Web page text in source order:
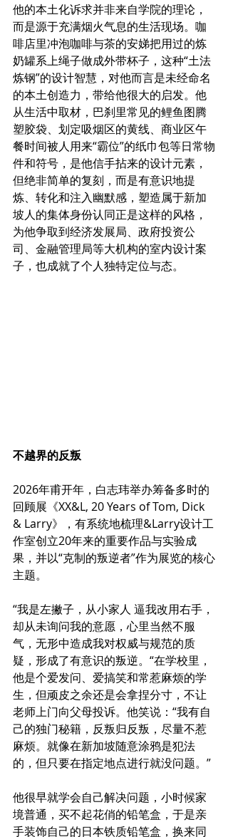
他的本土化诉求并非来自学院的理论，
而是源于充满烟火气息的生活现场。咖
啡店里冲泡咖啡与茶的安娣把用过的炼
奶罐系上绳子做成外带杯子，这种“土法
炼钢”的设计智慧，对他而言是未经命名
的本土创造力，带给他很大的启发。他
从生活中取材，巴刹里常见的鲤鱼图腾
塑胶袋、划定吸烟区的黄线、商业区午
餐时间被人用来“霸位”的纸巾包等日常物
件和符号，是他信手拈来的设计元素，
但绝非简单的复刻，而是有意识地提
炼、转化和注入幽默感，塑造属于新加
坡人的集体身份认同正是这样的风格，
为他争取到经济发展局、政府投资公
司、金融管理局等大机构的室内设计案
子，也成就了个人独特定位与态。
不越界的反叛
2026年甫开年，白志玮举办筹备多时的
回顾展《XX&L, 20 Years of Tom, Dick
& Larry》，有系统地梳理&Larry设计工
作室创立20年来的重要作品与实验成
果，并以“克制的叛逆者”作为展览的核心
主题。
“我是左撇子，从小家人 逼我改用右手，
却从未询问我的意愿，心里当然不服
气，无形中造成我对权威与规范的质
疑，形成了有意识的叛逆。“在学校里，
他是个爱发问、爱搞笑和常惹麻烦的学
生，但顽皮之余还是会拿捏分寸，不让
老师上门向父母投诉。他笑说：“我有自
己的独门秘籍，反叛归反叛，尽量不惹
麻烦。就像在新加坡随意涂鸦是犯法
的，但只要在指定地点进行就没问题。”
他很早就学会自己解决问题，小时候家
境普通，买不起花俏的铅笔盒，于是亲
手装饰自己的日本铁质铅笔盒，换来同